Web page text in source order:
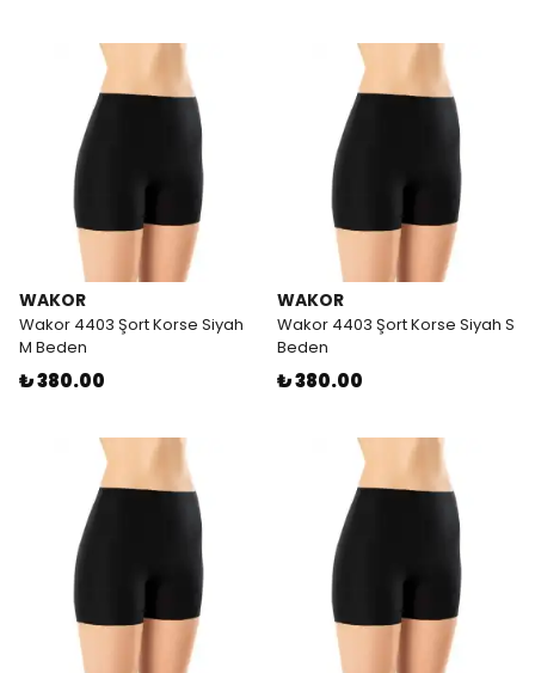
WAKOR
Wakor 4403 Şort Korse Siyah
M Beden
₺ 380.00
WAKOR
Wakor 4403 Şort Korse Siyah S
Beden
₺ 380.00